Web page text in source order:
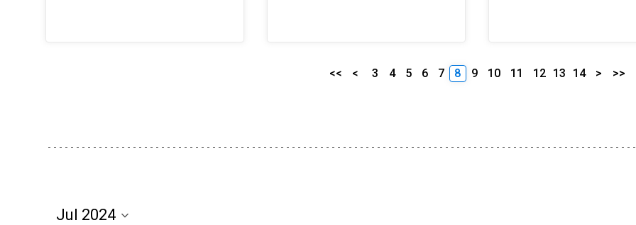
<< < 3 4 5 6 7 8 9 10 11 12 13 14 > >>